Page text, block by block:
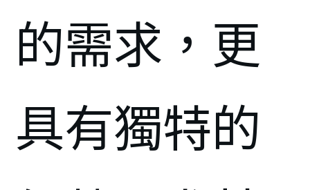
的需求，更
具有獨特的